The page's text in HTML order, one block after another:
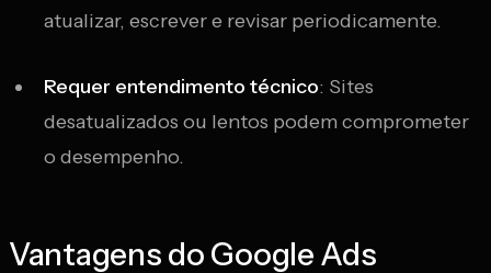
atualizar, escrever e revisar periodicamente.
Requer entendimento técnico: Sites
desatualizados ou lentos podem comprometer
o desempenho.
Vantagens do Google Ads